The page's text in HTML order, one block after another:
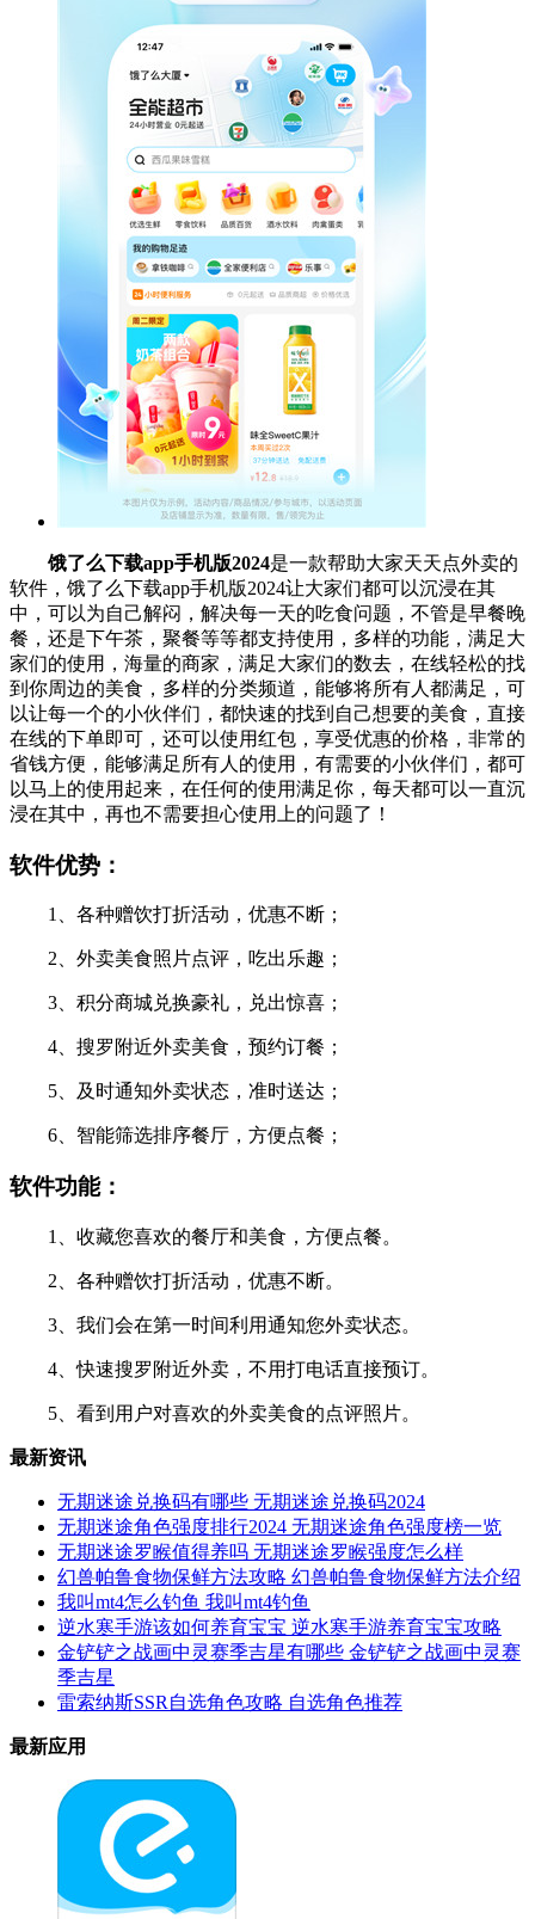
饿了么下载app手机版2024是一款帮助大家天天点外卖的
软件，饿了么下载app手机版2024让大家们都可以沉浸在其
中，可以为自己解闷，解决每一天的吃食问题，不管是早餐晚
餐，还是下午茶，聚餐等等都支持使用，多样的功能，满足大
家们的使用，海量的商家，满足大家们的数去，在线轻松的找
到你周边的美食，多样的分类频道，能够将所有人都满足，可
以让每一个的小伙伴们，都快速的找到自己想要的美食，直接
在线的下单即可，还可以使用红包，享受优惠的价格，非常的
省钱方便，能够满足所有人的使用，有需要的小伙伴们，都可
以马上的使用起来，在任何的使用满足你，每天都可以一直沉
浸在其中，再也不需要担心使用上的问题了！
软件优势：
1、各种赠饮打折活动，优惠不断；
2、外卖美食照片点评，吃出乐趣；
3、积分商城兑换豪礼，兑出惊喜；
4、搜罗附近外卖美食，预约订餐；
5、及时通知外卖状态，准时送达；
6、智能筛选排序餐厅，方便点餐；
软件功能：
1、收藏您喜欢的餐厅和美食，方便点餐。
2、各种赠饮打折活动，优惠不断。
3、我们会在第一时间利用通知您外卖状态。
4、快速搜罗附近外卖，不用打电话直接预订。
5、看到用户对喜欢的外卖美食的点评照片。
最新资讯
无期迷途兑换码有哪些 无期迷途兑换码2024
无期迷途角色强度排行2024 无期迷途角色强度榜一览
无期迷途罗睺值得养吗 无期迷途罗睺强度怎么样
幻兽帕鲁食物保鲜方法攻略 幻兽帕鲁食物保鲜方法介绍
我叫mt4怎么钓鱼 我叫mt4钓鱼
逆水寒手游该如何养育宝宝 逆水寒手游养育宝宝攻略
金铲铲之战画中灵赛季吉星有哪些 金铲铲之战画中灵赛
季吉星
雷索纳斯SSR自选角色攻略 自选角色推荐
最新应用